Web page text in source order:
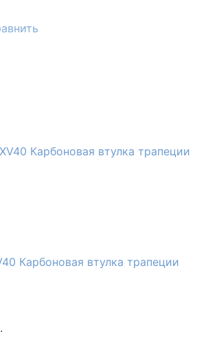
Карбоновая втулка трапеции